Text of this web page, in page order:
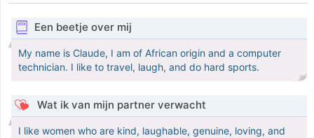
Een beetje over mij
My name is Claude, I am of African origin and a computer
technician. I like to travel, laugh, and do hard sports.
Wat ik van mijn partner verwacht
I like women who are kind, laughable, genuine, loving, and